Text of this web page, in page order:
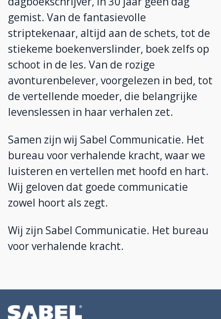
gemist. Van de fantasievolle
striptekenaar, altijd aan de schets, tot de
stiekeme boekenverslinder, boek zelfs op
schoot in de les. Van de rozige
avonturenbelever, voorgelezen in bed, tot
de vertellende moeder, die belangrijke
levenslessen in haar verhalen zet.
Samen zijn wij Sabel Communicatie. Het
bureau voor verhalende kracht, waar we
luisteren en vertellen met hoofd en hart.
Wij geloven dat goede communicatie
zowel hoort als zegt.
Wij zijn Sabel Communicatie. Het bureau
voor verhalende kracht.